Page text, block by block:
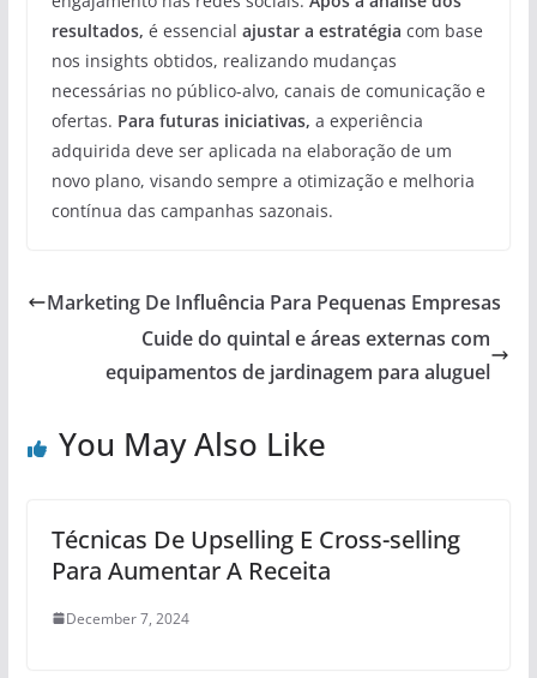
resultados, é essencial ajustar a estratégia com base
nos insights obtidos, realizando mudanças
necessárias no público-alvo, canais de comunicação e
ofertas. Para futuras iniciativas, a experiência
adquirida deve ser aplicada na elaboração de um
novo plano, visando sempre a otimização e melhoria
contínua das campanhas sazonais.
Marketing De Influência Para Pequenas Empresas
Cuide do quintal e áreas externas com
equipamentos de jardinagem para aluguel
You May Also Like
Técnicas De Upselling E Cross-selling
Para Aumentar A Receita
December 7, 2024